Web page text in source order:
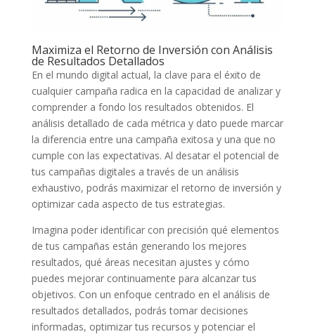
Maximiza el Retorno de Inversión​ con Análisis
de Resultados Detallados
En el mundo digital actual, la clave⁣ para el éxito de
cualquier⁣ campaña radica en la capacidad de ⁣analizar‍ y
comprender⁤ a ​fondo⁢ los ‍resultados obtenidos. El
análisis ⁤detallado de cada métrica y dato puede ⁣marcar
la diferencia‌ entre una campaña exitosa y una que no
cumple con las expectativas. Al desatar el potencial de
tus campañas digitales a través ‍de un análisis
exhaustivo, podrás maximizar el retorno de inversión y
optimizar cada aspecto de tus estrategias.
Imagina ‍poder identificar con precisión qué‌ elementos
‌de tus campañas están generando los mejores⁤
resultados,‍ qué áreas necesitan ajustes y cómo
puedes mejorar continuamente⁣ para alcanzar tus
objetivos. Con un enfoque centrado en el análisis de
resultados‍ detallados, podrás tomar decisiones
informadas, optimizar tus recursos y⁢ potenciar el